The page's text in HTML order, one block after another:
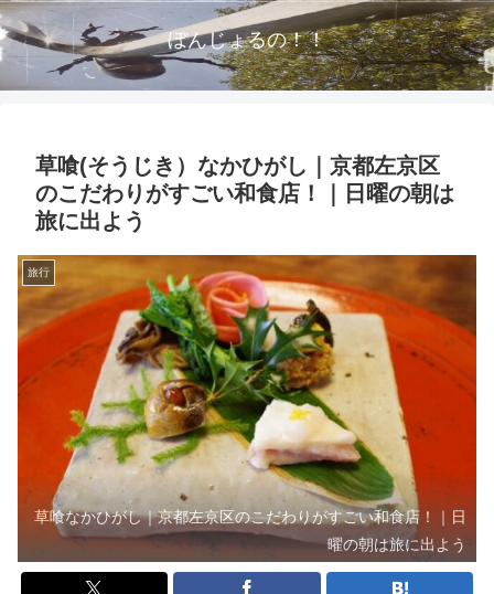
ぼんじょるの！！
草喰(そうじき）なかひがし｜京都左京区
のこだわりがすごい和食店！｜日曜の朝は
旅に出よう
旅行
草喰なかひがし｜京都左京区のこだわりがすごい和食店！｜日
曜の朝は旅に出よう